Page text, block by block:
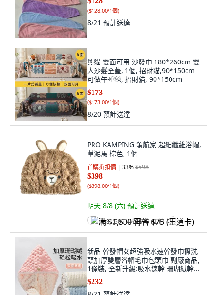
($128.00/1個)
8/21 預計送達
熊貓 雙面可用 沙發巾 180*260cm 雙
人沙髮全蓋, 1個, 招財貓,90*150cm
可做午睡毯, 招財貓, 90*150cm
$173
($173.00/1個)
8/20 預計送達
PRO KAMPING 領航家 超細纖維浴帽,
草泥馬 棕色, 1個
首購折扣價 33%$598
$398
($398.00/1個)
明天 8/8 (六) 預計送達
满 $1,500 再省 $75 (王道卡)
新品 幹發帽女超強吸水速幹發巾擦洗
頭加厚雙層浴帽毛巾包頭巾 副廠商品,
1條裝, 全新升級:吸水速幹 珊瑚絨幹發
帽 雙面,普通款:質量普通 隨機/1條裝
較薄材質
$232